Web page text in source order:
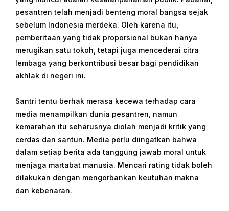
pesantren telah menjadi benteng moral bangsa sejak
sebelum Indonesia merdeka. Oleh karena itu,
pemberitaan yang tidak proporsional bukan hanya
merugikan satu tokoh, tetapi juga mencederai citra
lembaga yang berkontribusi besar bagi pendidikan
akhlak di negeri ini.
Santri tentu berhak merasa kecewa terhadap cara
media menampilkan dunia pesantren, namun
kemarahan itu seharusnya diolah menjadi kritik yang
cerdas dan santun. Media perlu diingatkan bahwa
dalam setiap berita ada tanggung jawab moral untuk
menjaga martabat manusia. Mencari rating tidak boleh
dilakukan dengan mengorbankan keutuhan makna
dan kebenaran.